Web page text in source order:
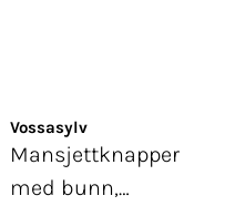
Vossasylv
Mansjettknapper
med bunn,